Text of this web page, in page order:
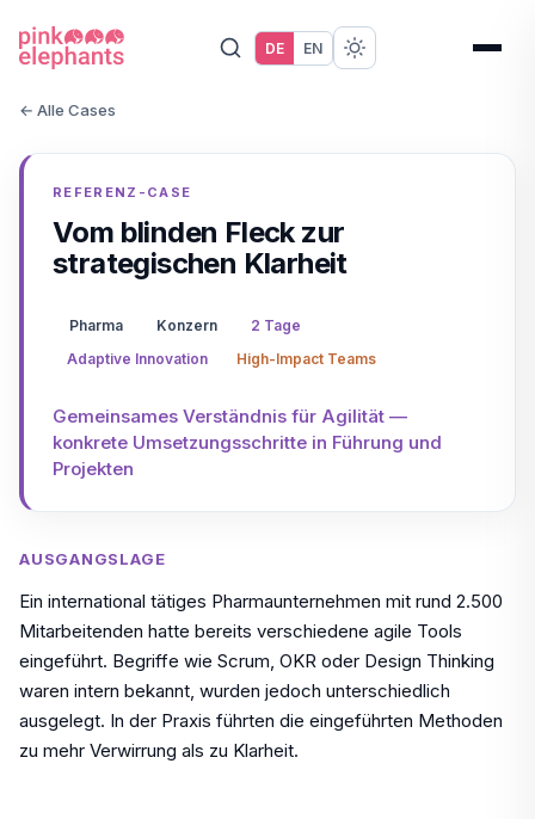
DE EN
← Alle Cases
REFERENZ-CASE
Vom blinden Fleck zur
strategischen Klarheit
Pharma Konzern
2 Tage
Adaptive Innovation
High-Impact Teams
Gemeinsames Verständnis für Agilität —
konkrete Umsetzungsschritte in Führung und
Projekten
AUSGANGSLAGE
Ein international tätiges Pharmaunternehmen mit rund 2.500
Mitarbeitenden hatte bereits verschiedene agile Tools
eingeführt. Begriffe wie Scrum, OKR oder Design Thinking
waren intern bekannt, wurden jedoch unterschiedlich
ausgelegt. In der Praxis führten die eingeführten Methoden
zu mehr Verwirrung als zu Klarheit.